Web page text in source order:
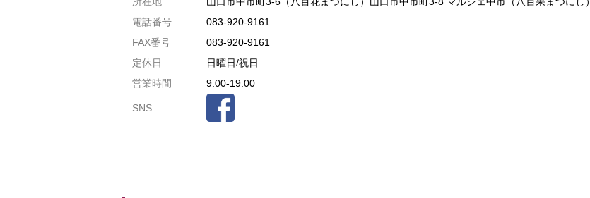
駐車場1台まで
駐車場3台まで
駐車場5台まで
共用トイレ
女性用トイレ
ベビールーム
クレジットカード利用
パーティー・宴会可
電話番号
083-920-9161
FAX番号
083-920-9161
定休日
日曜日/祝日
営業時間
9:00-19:00
SNS